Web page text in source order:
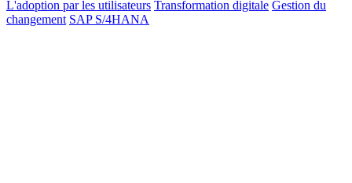
L'adoption par les utilisateurs Transformation digitale Gestion du
changement SAP S/4HANA